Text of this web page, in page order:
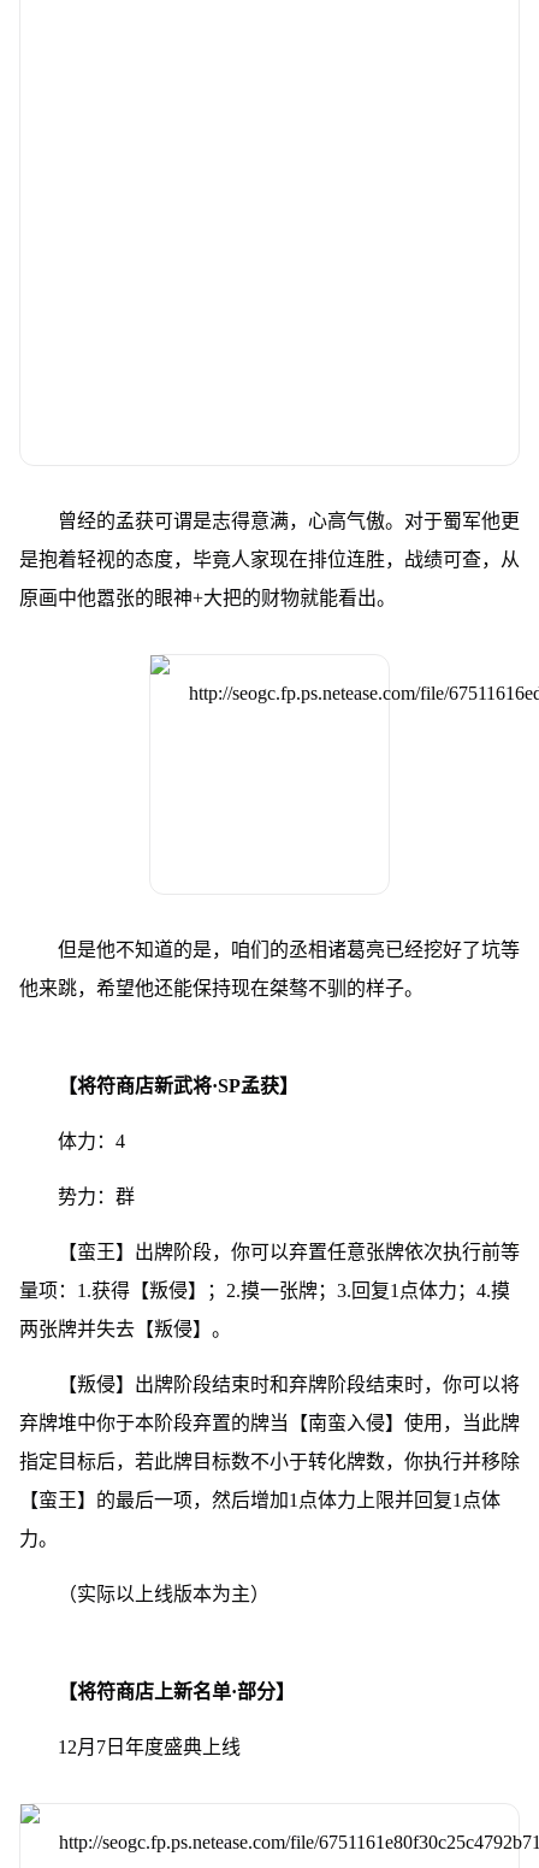
曾经的孟获可谓是志得意满，心高气傲。对于蜀军他更
是抱着轻视的态度，毕竟人家现在排位连胜，战绩可查，从
原画中他嚣张的眼神+大把的财物就能看出。
但是他不知道的是，咱们的丞相诸葛亮已经挖好了坑等
他来跳，希望他还能保持现在桀骜不驯的样子。
【将符商店新武将·SP孟获】
体力：4
势力：群
【蛮王】出牌阶段，你可以弃置任意张牌依次执行前等
量项：1.获得【叛侵】；2.摸一张牌；3.回复1点体力；4.摸
两张牌并失去【叛侵】。
【叛侵】出牌阶段结束时和弃牌阶段结束时，你可以将
弃牌堆中你于本阶段弃置的牌当【南蛮入侵】使用，当此牌
指定目标后，若此牌目标数不小于转化牌数，你执行并移除
【蛮王】的最后一项，然后增加1点体力上限并回复1点体
力。
（实际以上线版本为主）
【将符商店上新名单·部分】
12月7日年度盛典上线